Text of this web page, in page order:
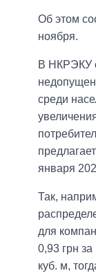
Об этом
ноября.
В НКРЭКУ
среди
января
Так,
для
0,93 грн
куб. м,